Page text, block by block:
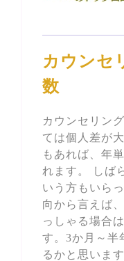
カウンセ
数
カウンセリン
ては個人差が
もあれば、年
れます。 しば
いう方もいら
向から言えば
っしゃる場合
す。3か月～半
るかと思いま